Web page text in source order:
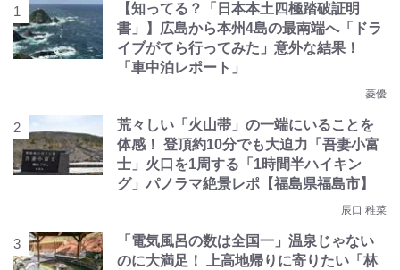
【知ってる？「日本本土四極踏破証明
書」】広島から本州4島の最南端へ「ドラ
イブがてら行ってみた」意外な結果！
「車中泊レポート」
菱優
荒々しい「火山帯」の一端にいることを
体感！ 登頂約10分でも大迫力「吾妻小富
士」火口を1周する「1時間半ハイキン
グ」パノラマ絶景レポ【福島県福島市】
辰口 稚菜
「電気風呂の数は全国一」温泉じゃない
のに大満足！ 上高地帰りに寄りたい「林